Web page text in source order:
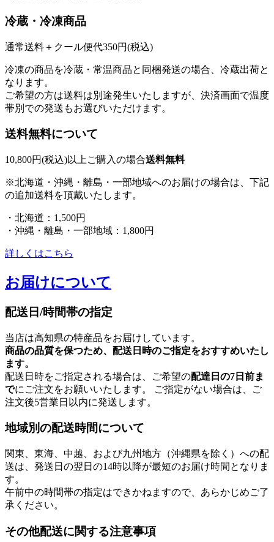
冷蔵・冷凍商品
通常送料＋クール便代350円(税込)
冷凍の商品を冷蔵・常温商品と同梱発送の場合、冷蔵出荷と
なります。
ご希望の方は送料は別途発生いたしますが、決済画面で温度
帯別での発送もお選びいただけます。
送料無料について
10,800円(税込)以上ご購入の場合送料無料
※北海道・沖縄・離島・一部地域へのお届けの場合は、下記
の追加送料を頂戴いたします。
・北海道：1,500円
・沖縄・離島・一部地域：1,800円
詳しくはこちら
お届けについて
配送日/時間帯の指定
当店は高知県の特産品をお届けしています。
商品の品質を保つため、配送日時のご指定をおすすめいたし
ます。
配送日時をご指定される場合は、ご希望の配達日の7日前ま
でにご注文をお願いいたします。 ご指定がない場合は、ご
注文後5営業日以内に発送します。
地域別の配送時間について
関東、東海、中越、および九州地方（沖縄県を除く）への配
送は、発送日の翌日の14時以降が最短のお届け時間となりま
す。
午前中の時間帯の指定はできかねますので、あらかじめご了
承ください。
その他配送に関する注意事項